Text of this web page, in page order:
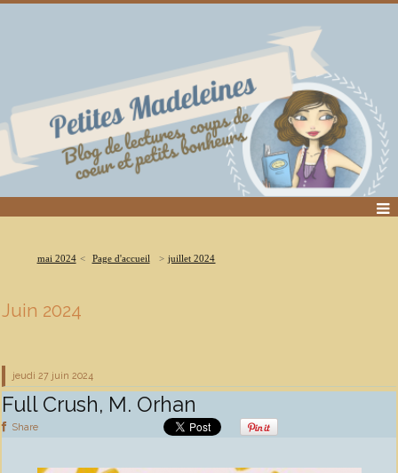
mai 2024 Page d'accueil juillet 2024
Juin 2024
jeudi 27 juin 2024
Full Crush, M. Orhan
Share